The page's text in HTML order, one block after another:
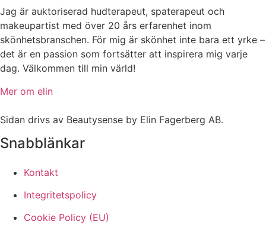
Jag är auktoriserad hudterapeut, spaterapeut och
makeupartist med över 20 års erfarenhet inom
skönhetsbranschen. För mig är skönhet inte bara ett yrke –
det är en passion som fortsätter att inspirera mig varje
dag. Välkommen till min värld!
Mer om elin
Sidan drivs av Beautysense by Elin Fagerberg AB.
Snabblänkar
Kontakt
Integritetspolicy
Cookie Policy (EU)